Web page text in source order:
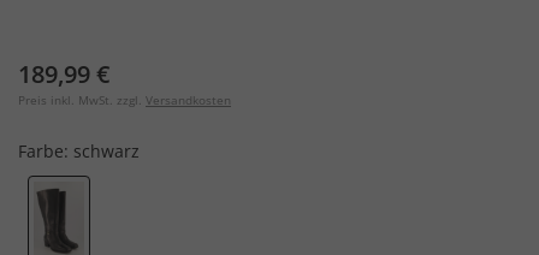
189,99 €
Preis inkl. MwSt. zzgl. Versandkosten
Farbe: schwarz